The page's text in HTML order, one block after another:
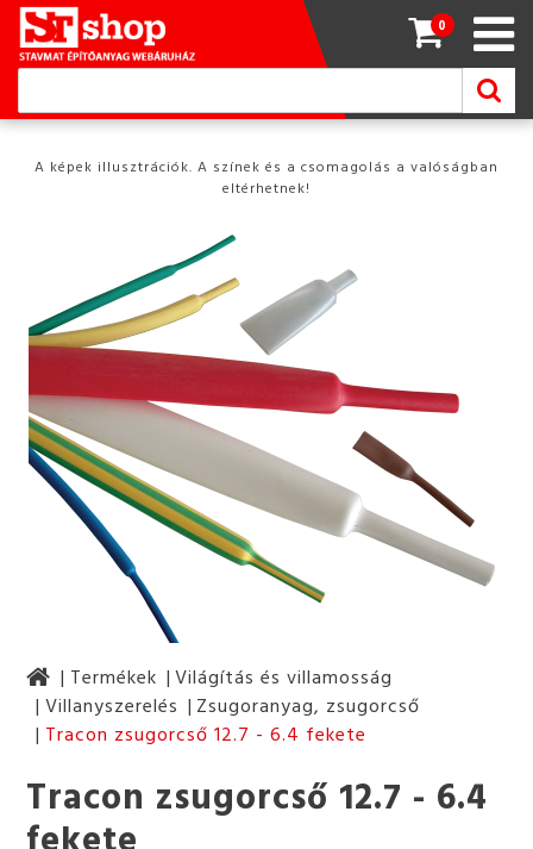
0
A képek illusztrációk. A színek és a csomagolás a valóságban
eltérhetnek!
Termékek
Világítás és villamosság
Villanyszerelés
Zsugoranyag, zsugorcső
Tracon zsugorcső 12.7 - 6.4 fekete
Tracon zsugorcső 12.7 - 6.4
fekete